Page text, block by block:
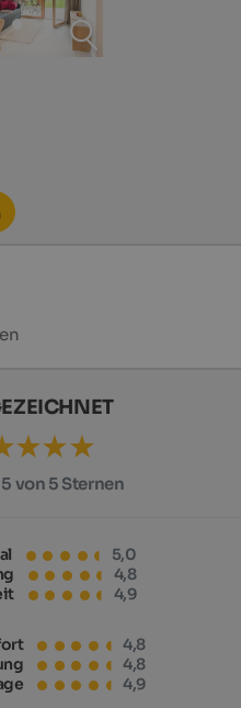
5 von 5 Sternen
5,0
4,8
4,9
4,8
4,8
4,9